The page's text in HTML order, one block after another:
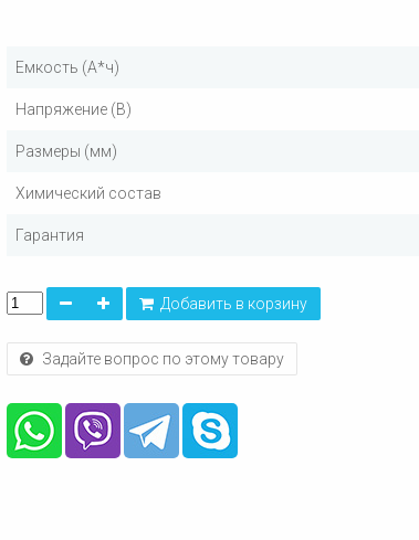
Емкость (А*ч)
Напряжение (В)
Размеры (мм)
Химический состав
Гарантия
Добавить в корзину
Задайте вопрос по этому товару